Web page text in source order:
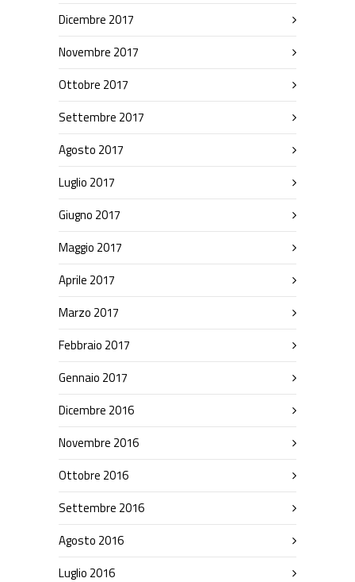
Dicembre 2017
Novembre 2017
Ottobre 2017
Settembre 2017
Agosto 2017
Luglio 2017
Giugno 2017
Maggio 2017
Aprile 2017
Marzo 2017
Febbraio 2017
Gennaio 2017
Dicembre 2016
Novembre 2016
Ottobre 2016
Settembre 2016
Agosto 2016
Luglio 2016